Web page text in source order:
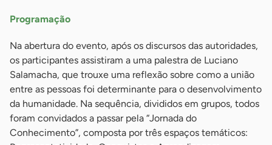
Programação
Na abertura do evento, após os discursos das autoridades,
os participantes assistiram a uma palestra de Luciano
Salamacha, que trouxe uma reflexão sobre como a união
entre as pessoas foi determinante para o desenvolvimento
da humanidade. Na sequência, divididos em grupos, todos
foram convidados a passar pela “Jornada do
Conhecimento”, composta por três espaços temáticos: